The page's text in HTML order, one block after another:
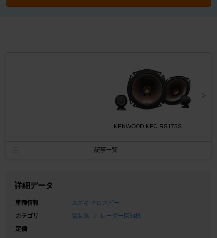
KENWOOD KFC-RS175S
記事一覧
詳細データ
車種情報
スズキ クロスビー
カテゴリ
電装系
レーダー探知機
定価
-